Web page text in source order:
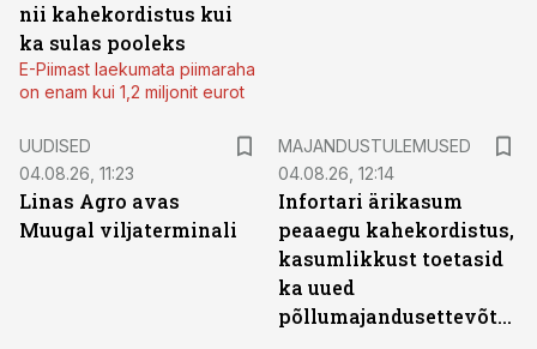
nii kahekordistus kui
ka sulas pooleks
E-Piimast laekumata piimaraha
on enam kui 1,2 miljonit eurot
UUDISED
04.08.26, 11:23
Linas Agro avas
Muugal viljaterminali
MAJANDUSTULEMUSED
04.08.26, 12:14
Infortari ärikasum
peaaegu kahekordistus,
kasumlikkust toetasid
ka uued
põllumajandusettevõtted